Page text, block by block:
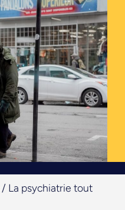
/ La psychiatrie tout